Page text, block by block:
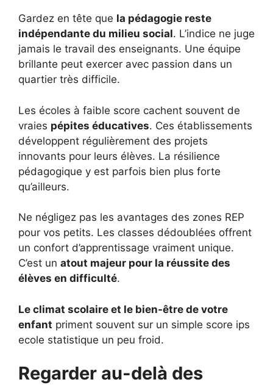
Gardez en tête que la pédagogie reste
indépendante du milieu social. L’indice ne juge
jamais le travail des enseignants. Une équipe
brillante peut exercer avec passion dans un
quartier très difficile.
Les écoles à faible score cachent souvent de
vraies pépites éducatives. Ces établissements
développent régulièrement des projets
innovants pour leurs élèves. La résilience
pédagogique y est parfois bien plus forte
qu’ailleurs.
Ne négligez pas les avantages des zones REP
pour vos petits. Les classes dédoublées offrent
un confort d’apprentissage vraiment unique.
C’est un atout majeur pour la réussite des
élèves en difficulté.
Le climat scolaire et le bien-être de votre
enfant priment souvent sur un simple score ips
ecole statistique un peu froid.
Regarder au-delà des